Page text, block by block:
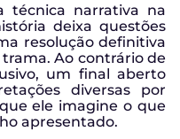
técnica narrativa na
deixa questões
resolução definitiva
Ao contrário de
um final aberto
diversas por
ele imagine o que
apresentado.